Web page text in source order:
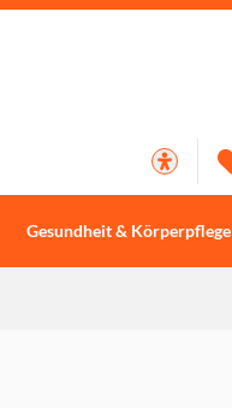
Gesundheit & Körperpflege